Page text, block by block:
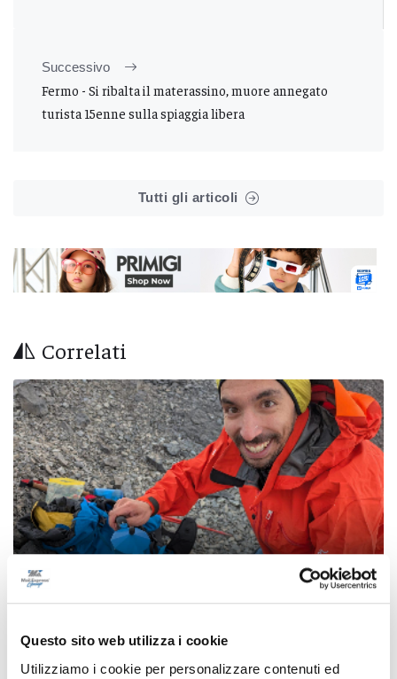
Questo sito web utilizza i cookie
Utilizziamo i cookie per personalizzare contenuti ed
Successivo
Fermo - Si ribalta il materassino, muore annegato
turista 15enne sulla spiaggia libera
Tutti gli articoli
Correlati
Ritrovati in Nepal i corpi di 5 alpinisti morti,
c’è anche il teramano Di Marcello